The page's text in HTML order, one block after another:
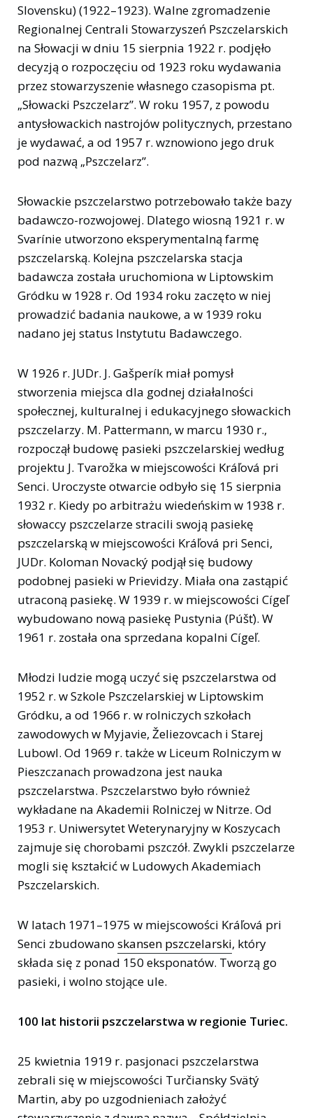
Slovensku) (1922–1923). Walne zgromadzenie
Regionalnej Centrali Stowarzyszeń Pszczelarskich
na Słowacji w dniu 15 sierpnia 1922 r. podjęło
decyzją o rozpoczęciu od 1923 roku wydawania
przez stowarzyszenie własnego czasopisma pt.
„Słowacki Pszczelarz”. W roku 1957, z powodu
antysłowackich nastrojów politycznych, przestano
je wydawać, a od 1957 r. wznowiono jego druk
pod nazwą „Pszczelarz”.
Słowackie pszczelarstwo potrzebowało także bazy
badawczo-rozwojowej. Dlatego wiosną 1921 r. w
Svarínie utworzono eksperymentalną farmę
pszczelarską. Kolejna pszczelarska stacja
badawcza została uruchomiona w Liptowskim
Gródku w 1928 r. Od 1934 roku zaczęto w niej
prowadzić badania naukowe, a w 1939 roku
nadano jej status Instytutu Badawczego.
W 1926 r. JUDr. J. Gašperík miał pomysł
stworzenia miejsca dla godnej działalności
społecznej, kulturalnej i edukacyjnego słowackich
pszczelarzy. M. Pattermann, w marcu 1930 r.,
rozpoczął budowę pasieki pszczelarskiej według
projektu J. Tvarožka w miejscowości Kráľová pri
Senci. Uroczyste otwarcie odbyło się 15 sierpnia
1932 r. Kiedy po arbitrażu wiedeńskim w 1938 r.
słowaccy pszczelarze stracili swoją pasiekę
pszczelarską w miejscowości Kráľová pri Senci,
JUDr. Koloman Novacký podjął się budowy
podobnej pasieki w Prievidzy. Miała ona zastąpić
utraconą pasiekę. W 1939 r. w miejscowości Cígeľ
wybudowano nową pasiekę Pustynia (Púšť). W
1961 r. została ona sprzedana kopalni Cígeľ.
Młodzi ludzie mogą uczyć się pszczelarstwa od
1952 r. w Szkole Pszczelarskiej w Liptowskim
Gródku, a od 1966 r. w rolniczych szkołach
zawodowych w Myjavie, Želiezovcach i Starej
Lubowl. Od 1969 r. także w Liceum Rolniczym w
Pieszczanach prowadzona jest nauka
pszczelarstwa. Pszczelarstwo było również
wykładane na Akademii Rolniczej w Nitrze. Od
1953 r. Uniwersytet Weterynaryjny w Koszycach
zajmuje się chorobami pszczół. Zwykli pszczelarze
mogli się kształcić w Ludowych Akademiach
Pszczelarskich.
W latach 1971–1975 w miejscowości Kráľová pri
Senci zbudowano skansen pszczelarski, który
składa się z ponad 150 eksponatów. Tworzą go
pasieki, i wolno stojące ule.
100 lat historii pszczelarstwa w regionie Turiec.
25 kwietnia 1919 r. pasjonaci pszczelarstwa
zebrali się w miejscowości Turčiansky Svätý
Martin, aby po uzgodnieniach założyć